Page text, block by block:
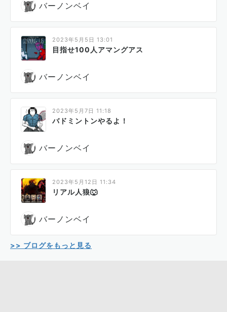
バーノンベイ
2023年5月5日 13:01
目指せ100人アマングアス
バーノンベイ
2023年5月7日 11:18
バドミントンやるよ！
バーノンベイ
2023年5月12日 11:34
リアル人狼🐺
バーノンベイ
>> ブログをもっと見る